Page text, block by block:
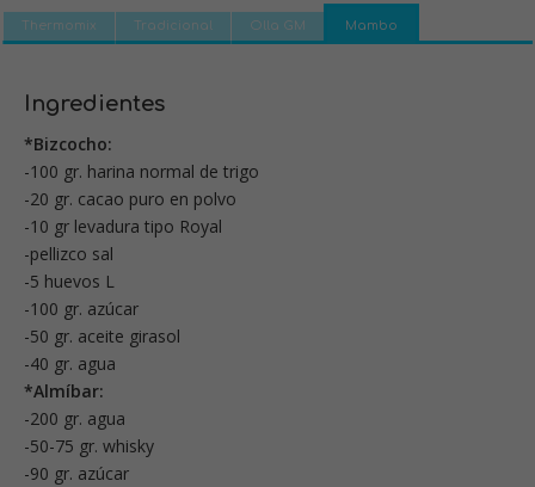
Thermomix Tradicional Olla GM Mambo
Ingredientes
*Bizcocho:
-100 gr. harina normal de trigo
-20 gr. cacao puro en polvo
-10 gr levadura tipo Royal
-pellizco sal
-5 huevos L
-100 gr. azúcar
-50 gr. aceite girasol
-40 gr. agua
*Almíbar:
-200 gr. agua
-50-75 gr. whisky
-90 gr. azúcar